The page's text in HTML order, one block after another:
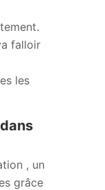
falloir
les
, un
grâce